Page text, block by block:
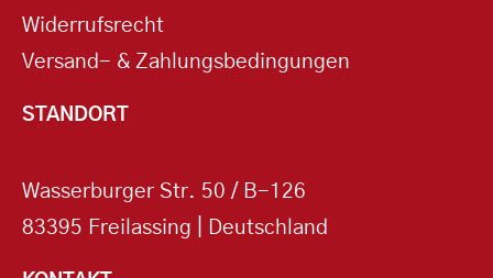
Widerrufsrecht
Versand- & Zahlungsbedingungen
STANDORT
Wasserburger Str. 50 / B-126
83395 Freilassing | Deutschland